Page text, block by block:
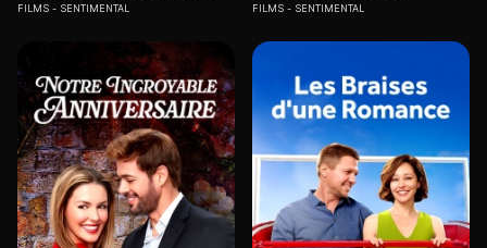
FILMS SENTIMENTAL FILMS SENTIMENTAL